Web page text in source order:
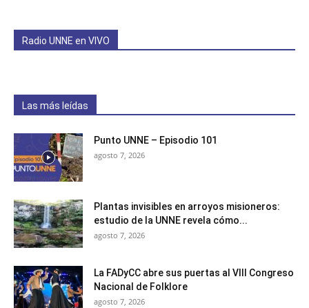
Radio UNNE en VIVO
Las más leídas
Punto UNNE – Episodio 101
agosto 7, 2026
Plantas invisibles en arroyos misioneros:
estudio de la UNNE revela cómo...
agosto 7, 2026
La FADyCC abre sus puertas al VIII Congreso
Nacional de Folklore
agosto 7, 2026